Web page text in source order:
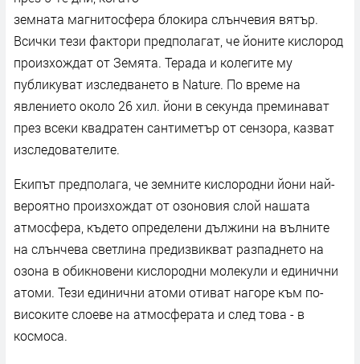
земната магнитосфера блокира слънчевия вятър.
Всички тези фактори предполагат, че йоните кислород
произхождат от Земята. Терада и колегите му
публикуват изследването в Nature. По време на
явлението около 26 хил. йони в секунда преминават
през всеки квадратен сантиметър от сензора, казват
изследователите.
Екипът предполага, че земните кислородни йони най-
вероятно произхождат от озоновия слой нашата
атмосфера, където определени дължини на вълните
на слънчева светлина предизвикват разпаднето на
озона в обикновени кислородни молекули и единични
атоми. Тези единични атоми отиват нагоре към по-
високите слоеве на атмосферата и след това - в
космоса.